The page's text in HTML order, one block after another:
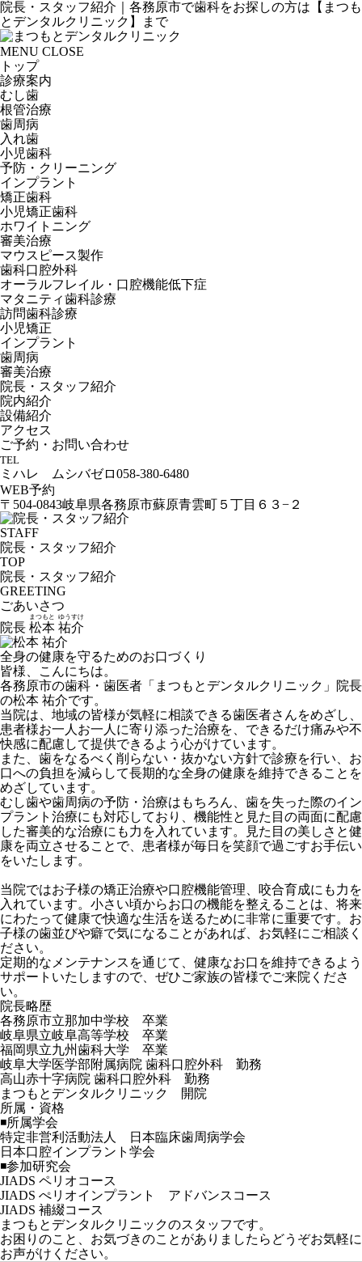
院長・スタッフ紹介｜各務原市で歯科をお探しの方は【まつも
とデンタルクリニック】まで
MENU CLOSE
トップ
診療案内
むし歯
根管治療
歯周病
入れ歯
小児歯科
予防・クリーニング
インプラント
矯正歯科
小児矯正歯科
ホワイトニング
審美治療
マウスピース製作
歯科口腔外科
オーラルフレイル・口腔機能低下症
マタニティ歯科診療
訪問歯科診療
小児矯正
インプラント
歯周病
審美治療
院長・スタッフ紹介
院内紹介
設備紹介
アクセス
ご予約・お問い合わせ
TEL
ミハレ ムシバゼロ058-380-6480
WEB予約
〒504-0843岐阜県各務原市蘇原青雲町５丁目６３−２
STAFF
院長・スタッフ紹介
TOP
院長・スタッフ紹介
GREETING
ごあいさつ
院長 松本
まつもと
祐介
ゆうすけ
全身の健康を守るためのお口づくり
皆様、こんにちは。
各務原市の歯科・歯医者「まつもとデンタルクリニック」院長
の松本 祐介です。
当院は、地域の皆様が気軽に相談できる歯医者さんをめざし、
患者様お一人お一人に寄り添った治療を、できるだけ痛みや不
快感に配慮して提供できるよう心がけています。
また、歯をなるべく削らない・抜かない方針で診療を行い、お
口への負担を減らして長期的な全身の健康を維持できることを
めざしています。
むし歯や歯周病の予防・治療はもちろん、歯を失った際のイン
プラント治療にも対応しており、機能性と見た目の両面に配慮
した審美的な治療にも力を入れています。見た目の美しさと健
康を両立させることで、患者様が毎日を笑顔で過ごすお手伝い
をいたします。
当院ではお子様の矯正治療や口腔機能管理、咬合育成にも力を
入れています。小さい頃からお口の機能を整えることは、将来
にわたって健康で快適な生活を送るために非常に重要です。お
子様の歯並びや癖で気になることがあれば、お気軽にご相談く
ださい。
定期的なメンテナンスを通じて、健康なお口を維持できるよう
サポートいたしますので、ぜひご家族の皆様でご来院くださ
い。
院長略歴
各務原市立那加中学校 卒業
岐阜県立岐阜高等学校 卒業
福岡県立九州歯科大学 卒業
岐阜大学医学部附属病院 歯科口腔外科 勤務
高山赤十字病院 歯科口腔外科 勤務
まつもとデンタルクリニック 開院
所属・資格
◾️所属学会
特定非営利活動法人 日本臨床歯周病学会
日本口腔インプラント学会
◾️参加研究会
JIADS ペリオコース
JIADS ぺリオインプラント アドバンスコース
JIADS 補綴コース
まつもとデンタルクリニックのスタッフです。
お困りのこと、 お気づきのこと がありましたら どうぞお気軽に
お声がけください。